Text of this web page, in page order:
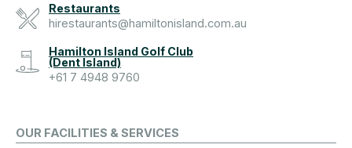
Restaurants
hirestaurants@hamiltonisland.com.au
Hamilton Island Golf Club
(Dent Island)
+61 7 4948 9760
OUR FACILITIES & SERVICES